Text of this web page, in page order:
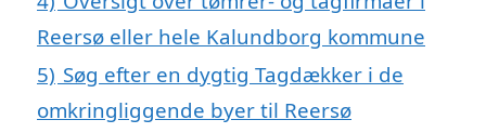
Reersø eller hele Kalundborg kommune
5) Søg efter en dygtig Tagdækker i de
omkringliggende byer til Reersø